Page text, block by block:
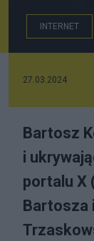
INTERNET
27.03.2024
Bartosz
i
portalu X
Bartosza